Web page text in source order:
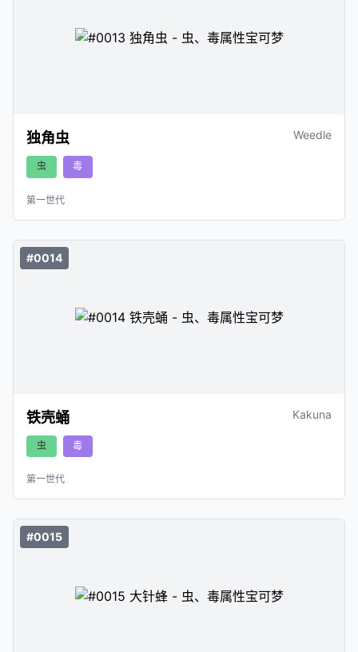
独角虫 Weedle
虫 毒
第一世代
#0014
铁壳蛹 Kakuna
虫 毒
第一世代
#0015